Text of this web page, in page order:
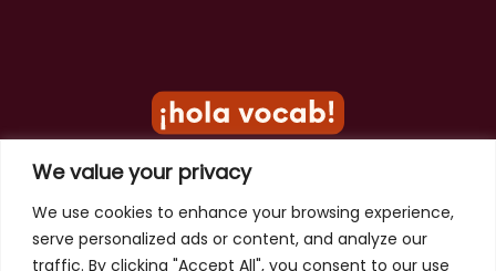
We value your privacy
We use cookies to enhance your browsing experience,
serve personalized ads or content, and analyze our
traffic. By clicking "Accept All", you consent to our use
Privacy Policy
Terms of Use